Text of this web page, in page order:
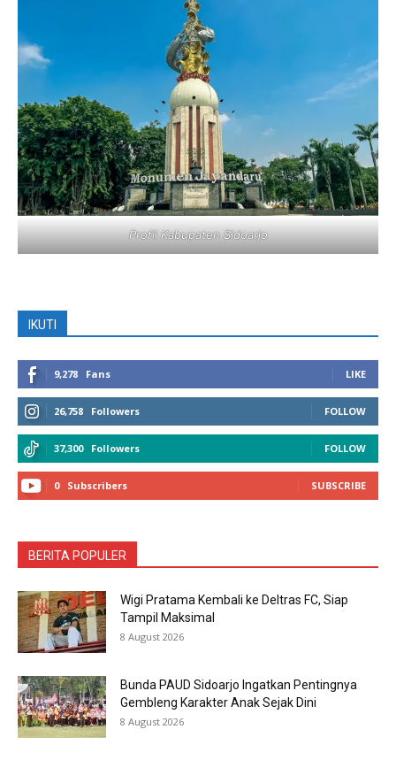
Profil Kabupaten Sidoarjo
IKUTI
9,278 Fans LIKE
26,758 Followers FOLLOW
37,300 Followers FOLLOW
0 Subscribers SUBSCRIBE
BERITA POPULER
Wigi Pratama Kembali ke Deltras FC, Siap
Tampil Maksimal
8 August 2026
Bunda PAUD Sidoarjo Ingatkan Pentingnya
Gembleng Karakter Anak Sejak Dini
8 August 2026